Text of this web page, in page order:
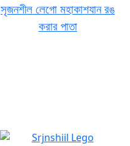
সৃজনশীল লেগো মহাকাশযান রঙ
করার পাতা